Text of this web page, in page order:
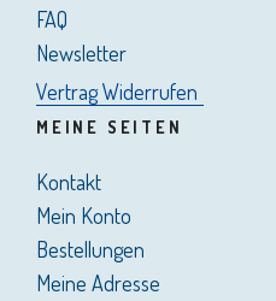
FAQ
Newsletter
Vertrag Widerrufen
MEINE SEITEN
Kontakt
Mein Konto
Bestellungen
Meine Adresse